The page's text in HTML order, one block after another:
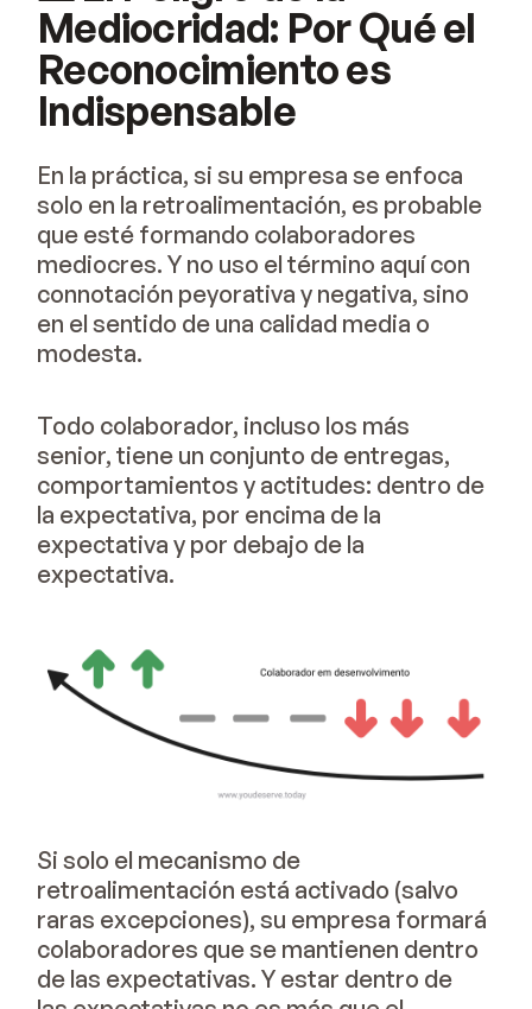
Mediocridad: Por Qué el
Reconocimiento es
Indispensable
En la práctica, si su empresa se enfoca
solo en la retroalimentación, es probable
que esté formando colaboradores
mediocres. Y no uso el término aquí con
connotación peyorativa y negativa, sino
en el sentido de una calidad media o
modesta.
Todo colaborador, incluso los más
senior, tiene un conjunto de entregas,
comportamientos y actitudes: dentro de
la expectativa, por encima de la
expectativa y por debajo de la
expectativa.
Si solo el mecanismo de
retroalimentación está activado (salvo
raras excepciones), su empresa formará
colaboradores que se mantienen dentro
de las expectativas. Y estar dentro de